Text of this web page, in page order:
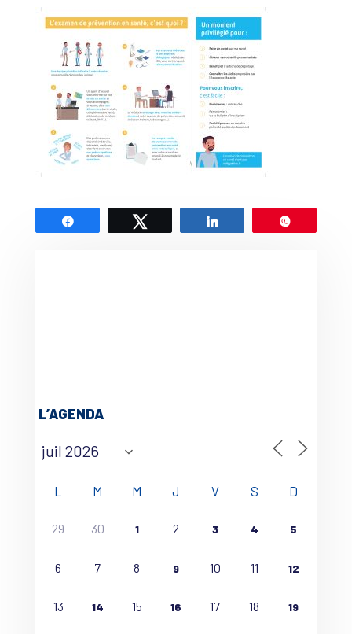
L’AGENDA
L M M J V S D
29 30 1 2 3 4 5
6 7 8 9 10 11 12
13 14 15 16 17 18 19